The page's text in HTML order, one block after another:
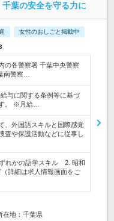
葉の安全を守る力に
女性のおしごと掲載中
の各警察署 千葉中央警察
南警察…
与に関する条例等に基づ
。 ※月給…
、外国語スキルと国際感覚
査や保護活動などに従事し
れかの語学スキル 2. 昭和
詳細は求人情報画面をご
在地：千葉県